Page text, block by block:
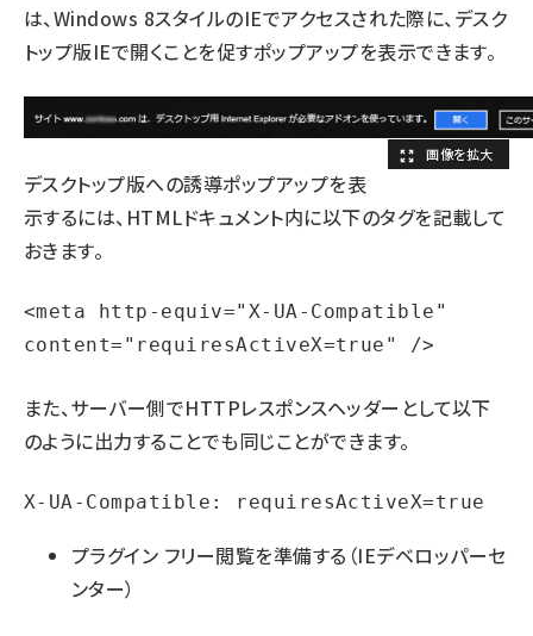
は、Windows 8スタイルのIEでアクセスされた際に、デスク
トップ版IEで開くことを促すポップアップを表示できます。
デスクトップ版への誘導ポップアップを表
示するには、HTMLドキュメント内に以下のタグを記載して
おきます。
<meta http-equiv="X-UA-Compatible"
content="requiresActiveX=true" />
また、サーバー側でHTTPレスポンスヘッダーとして以下
のように出力することでも同じことができます。
X-UA-Compatible: requiresActiveX=true
プラグイン フリー閲覧を準備する （IEデベロッパーセ
ンター）